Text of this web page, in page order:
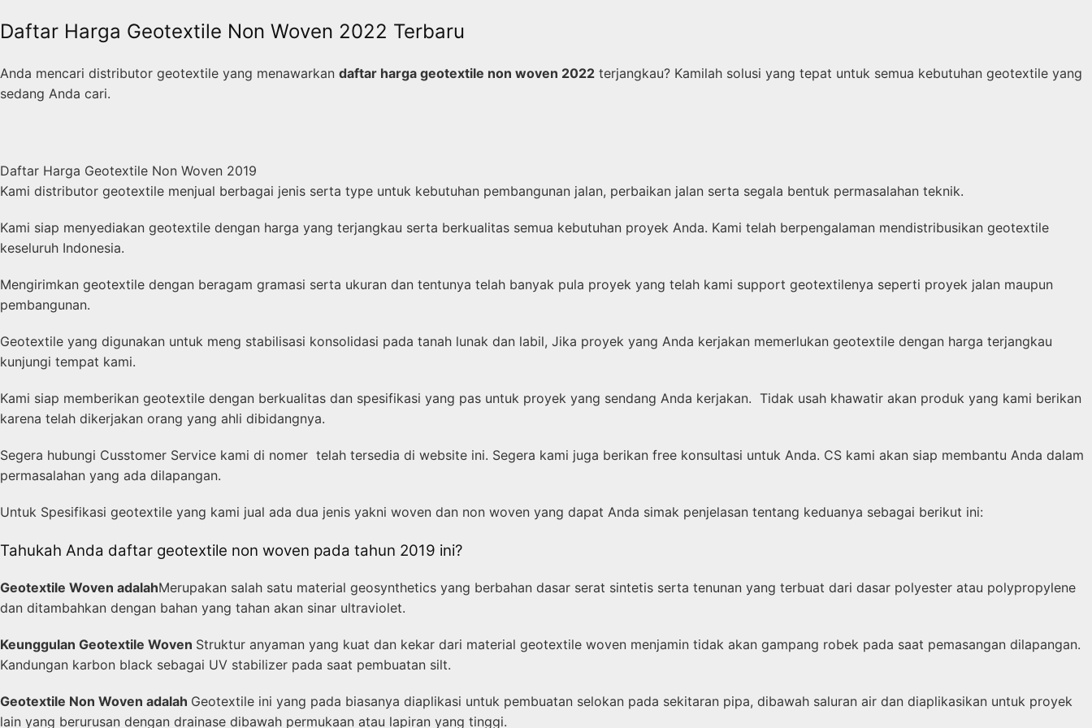
Daftar Harga Geotextile Non Woven 2022 Terbaru
Anda mencari distributor geotextile yang menawarkan daftar harga geotextile non woven 2022 terjangkau? Kamilah solusi yang tepat untuk semua kebutuhan geotextile yang
sedang Anda cari.
Daftar Harga Geotextile Non Woven 2019
Kami distributor geotextile menjual berbagai jenis serta type untuk kebutuhan pembangunan jalan, perbaikan jalan serta segala bentuk permasalahan teknik.
Kami siap menyediakan geotextile dengan harga yang terjangkau serta berkualitas semua kebutuhan proyek Anda. Kami telah berpengalaman mendistribusikan geotextile
keseluruh Indonesia.
Mengirimkan geotextile dengan beragam gramasi serta ukuran dan tentunya telah banyak pula proyek yang telah kami support geotextilenya seperti proyek jalan maupun
pembangunan.
Geotextile yang digunakan untuk meng stabilisasi konsolidasi pada tanah lunak dan labil, Jika proyek yang Anda kerjakan memerlukan geotextile dengan harga terjangkau
kunjungi tempat kami.
Kami siap memberikan geotextile dengan berkualitas dan spesifikasi yang pas untuk proyek yang sendang Anda kerjakan. Tidak usah khawatir akan produk yang kami berikan
karena telah dikerjakan orang yang ahli dibidangnya.
Segera hubungi Cusstomer Service kami di nomer telah tersedia di website ini. Segera kami juga berikan free konsultasi untuk Anda. CS kami akan siap membantu Anda dalam
permasalahan yang ada dilapangan.
Untuk Spesifikasi geotextile yang kami jual ada dua jenis yakni woven dan non woven yang dapat Anda simak penjelasan tentang keduanya sebagai berikut ini:
Tahukah Anda daftar geotextile non woven pada tahun 2019 ini?
Geotextile Woven adalahMerupakan salah satu material geosynthetics yang berbahan dasar serat sintetis serta tenunan yang terbuat dari dasar polyester atau polypropylene
dan ditambahkan dengan bahan yang tahan akan sinar ultraviolet.
Keunggulan Geotextile Woven Struktur anyaman yang kuat dan kekar dari material geotextile woven menjamin tidak akan gampang robek pada saat pemasangan dilapangan.
Kandungan karbon black sebagai UV stabilizer pada saat pembuatan silt.
Geotextile Non Woven adalah Geotextile ini yang pada biasanya diaplikasi untuk pembuatan selokan pada sekitaran pipa, dibawah saluran air dan diaplikasikan untuk proyek
lain yang berurusan dengan drainase dibawah permukaan atau lapiran yang tinggi.